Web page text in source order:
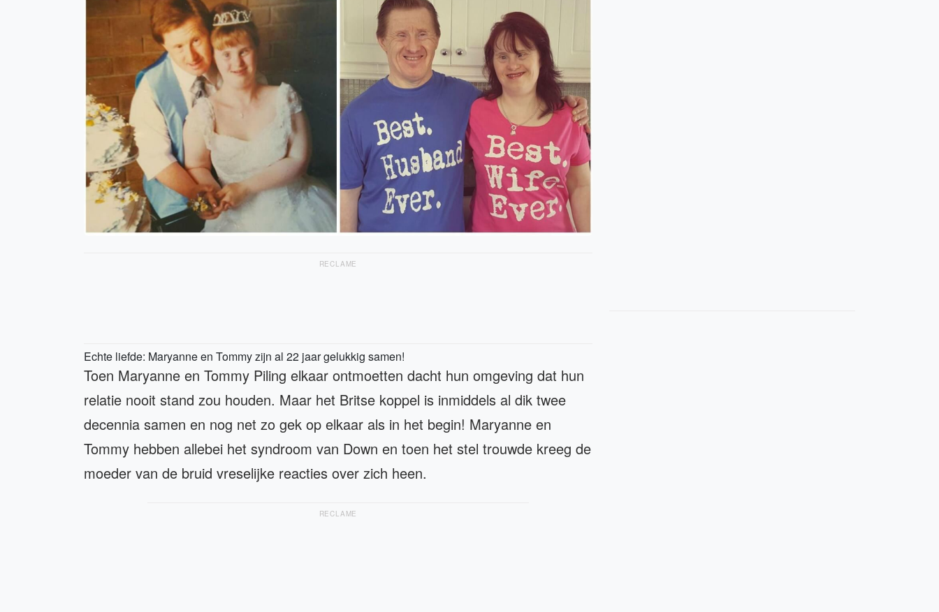
RECLAME
Echte liefde: Maryanne en Tommy zijn al 22 jaar gelukkig samen!
Toen Maryanne en Tommy Piling elkaar ontmoetten dacht hun omgeving dat hun
relatie nooit stand zou houden. Maar het Britse koppel is inmiddels al dik twee
decennia samen en nog net zo gek op elkaar als in het begin! Maryanne en
Tommy hebben allebei het syndroom van Down en toen het stel trouwde kreeg de
moeder van de bruid vreselijke reacties over zich heen.
RECLAME